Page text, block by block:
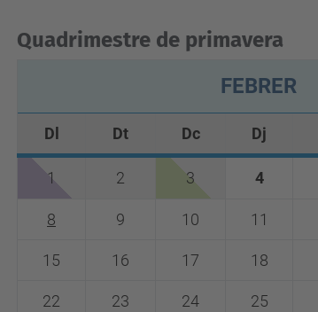
Quadrimestre de primavera
FEBRER
Dl Dt Dc Dj
1 2 3 4
8 9 10 11
15 16 17 18
22 23 24 25